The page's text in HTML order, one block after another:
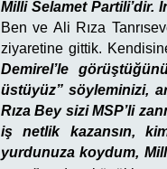
Milli Selamet Partili’dir.
Ben ve Ali Rıza
ziyaretine gittik.
Demirel’le
üstüyüz” söyleminizi,
Rıza Bey sizi MSP’li
iş netlik kazansın,
yurdunuza koydum,